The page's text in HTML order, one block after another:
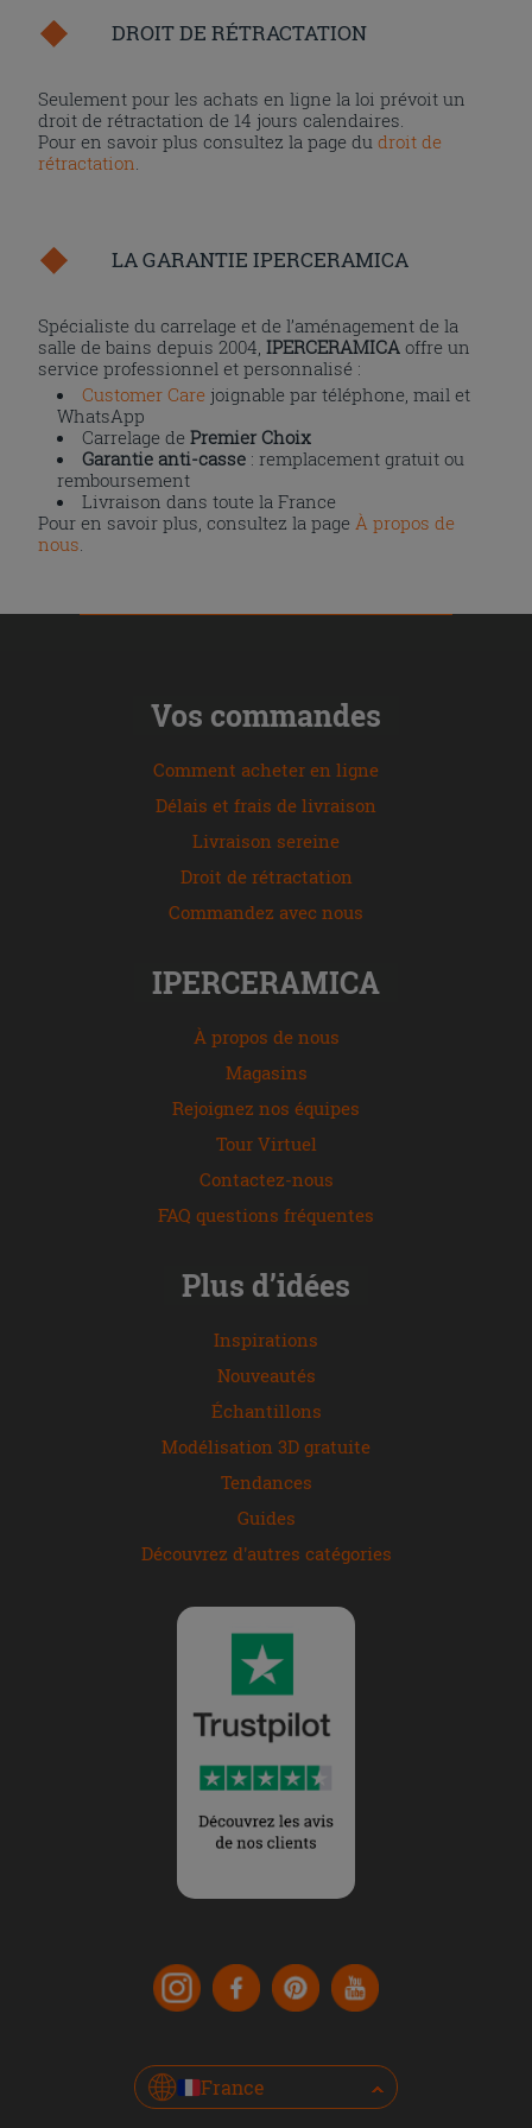
DROIT DE RÉTRACTATION
Seulement pour les achats en ligne la loi prévoit un
droit de rétractation de 14 jours calendaires.
Pour en savoir plus consultez la page dudroit de
rétractation.
LA GARANTIE IPERCERAMICA
Spécialiste du carrelage et de l’aménagement de la
salle de bains depuis 2004,IPERCERAMICA offre un
service professionnel et personnalisé :
Customer Care joignable par téléphone, mail et
WhatsApp
Carrelage dePremier Choix
Garantie anti-casse : remplacement gratuit ou
remboursement
Livraison dans toute la France
Pour en savoir plus, consultez la pageÀ propos de
nous.
Vos commandes
Comment acheter en ligne
Délais et frais de livraison
Livraison sereine
Droit de rétractation
Commandez avec nous
IPERCERAMICA
À propos de nous
Magasins
Rejoignez nos équipes
Tour Virtuel
Contactez-nous
FAQ questions fréquentes
Plus d’idées
Inspirations
Nouveautés
Échantillons
Modélisation 3D gratuite
Tendances
Guides
Découvrez d'autres catégories
France